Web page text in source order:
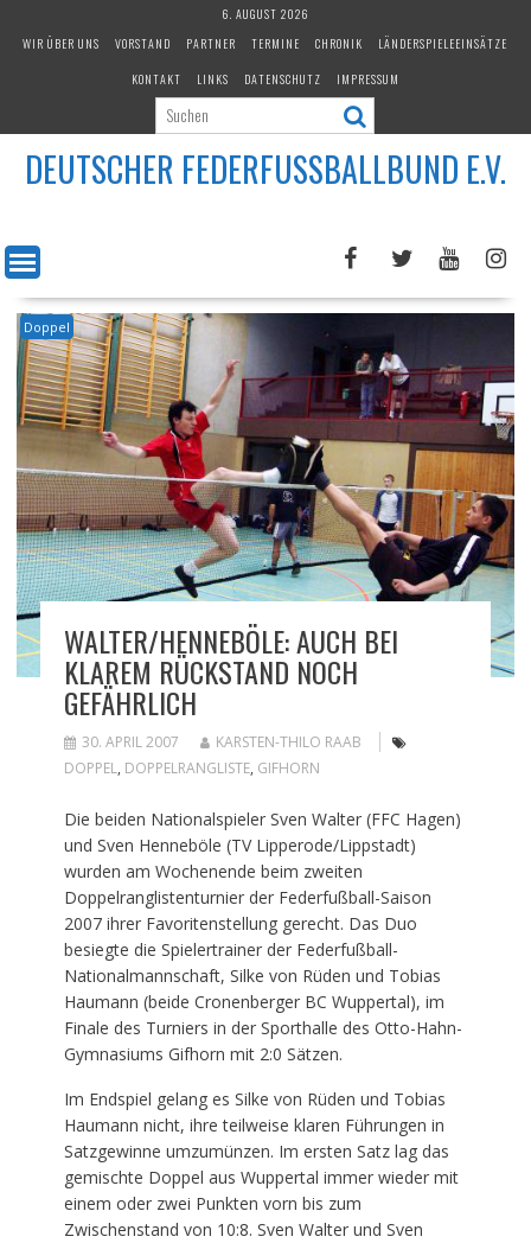
6. AUGUST 2026
WIR ÜBER UNS
VORSTAND PARTNER TERMINE CHRONIK
LÄNDERSPIELEEINSÄTZE
KONTAKT
LINKS DATENSCHUTZ IMPRESSUM
DEUTSCHER FEDERFUSSBALLBUND E.V.
Doppel
WALTER/HENNEBÖLE: AUCH BEI
KLAREM RÜCKSTAND NOCH
GEFÄHRLICH
30. APRIL 2007
KARSTEN-THILO RAAB
DOPPEL, DOPPELRANGLISTE, GIFHORN
Die beiden Nationalspieler Sven Walter (FFC Hagen)
und Sven Henneböle (TV Lipperode/Lippstadt)
wurden am Wochenende beim zweiten
Doppelranglistenturnier der Federfußball-Saison
2007 ihrer Favoritenstellung gerecht. Das Duo
besiegte die Spielertrainer der Federfußball-
Nationalmannschaft, Silke von Rüden und Tobias
Haumann (beide Cronenberger BC Wuppertal), im
Finale des Turniers in der Sporthalle des Otto-Hahn-
Gymnasiums Gifhorn mit 2:0 Sätzen.
Im Endspiel gelang es Silke von Rüden und Tobias
Haumann nicht, ihre teilweise klaren Führungen in
Satzgewinne umzumünzen. Im ersten Satz lag das
gemischte Doppel aus Wuppertal immer wieder mit
einem oder zwei Punkten vorn bis zum
Zwischenstand von 10:8. Sven Walter und Sven